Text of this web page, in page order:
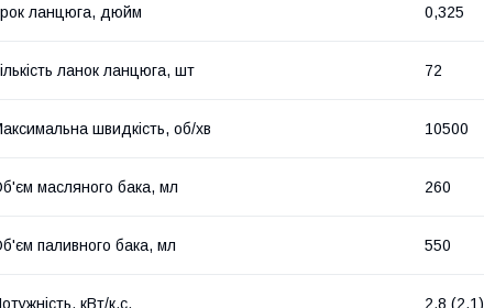
ланцюга, дюйм 0,325
ланок ланцюга, шт 72
швидкість, об/хв 10500
масляного бака, мл 260
паливного бака, мл 550
кВт/к.с. 2,8 (2,1)